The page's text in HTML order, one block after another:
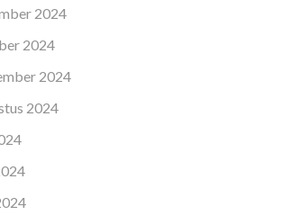
2024
2024
2024
2024